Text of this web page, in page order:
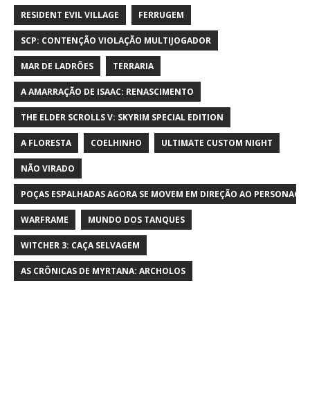
RESIDENT EVIL VILLAGE FERRUGEM
SCP: CONTENÇÃO VIOLAÇÃO MULTIJOGADOR
MAR DE LADRÕES TERRARIA
A AMARRAÇÃO DE ISAAC: RENASCIMENTO
THE ELDER SCROLLS V: SKYRIM SPECIAL EDITION
A FLORESTA COELHINHO ULTIMATE CUSTOM NIGHT
NÃO VIRADO
POÇAS ESPALHADAS AGORA SE MOVEM EM DIREÇÃO AO
WARFRAME MUNDO DOS TANQUES
WITCHER 3: CAÇA SELVAGEM
AS CRÔNICAS DE MYRTANA: ARCHOLOS